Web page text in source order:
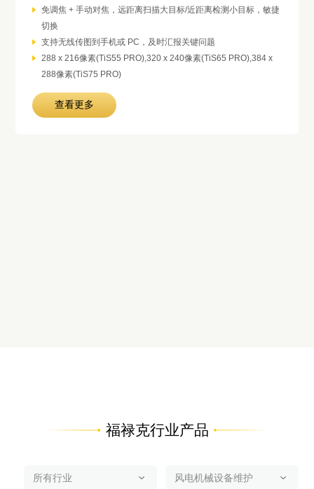
免调焦 + 手动对焦，远距离扫描大目标/近距离检测小目标，敏捷
切换
支持无线传图到手机或 PC，及时汇报关键问题
288 x 216像素(TiS55 PRO),320 x 240像素(TiS65 PRO),384 x
288像素(TiS75 PRO)
查看更多
福禄克行业产品